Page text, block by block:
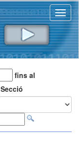
fins al
Secció